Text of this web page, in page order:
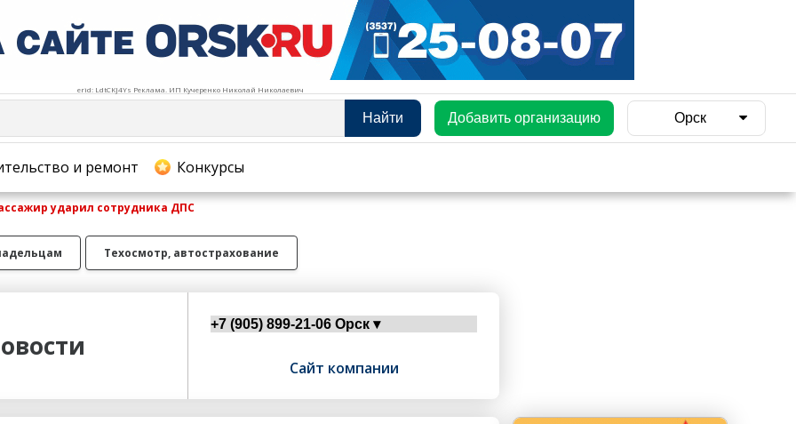
erid: LdtCKJ4Ys Реклама. ИП Кучеренко Николай Николаевич
Найти Добавить организацию Орск
и ремонт Конкурсы
ударил сотрудника ДПС
Техосмотр, автострахование
Сайт компании